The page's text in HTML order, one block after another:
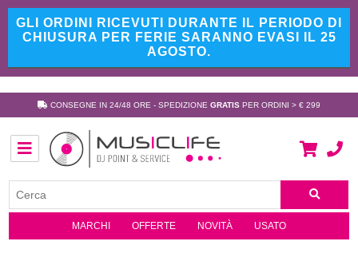
GLI ORDINI RICEVUTI DURANTE IL PERIODO DI
CHIUSURA PER FERIE SARANNO EVASI IL 25
AGOSTO.
CONSEGNE IN 24/48 ORE - SPEDIZIONE GRATIS PER ORDINI > € 299
MARCHI OFFERTE NOVITÀ USATO